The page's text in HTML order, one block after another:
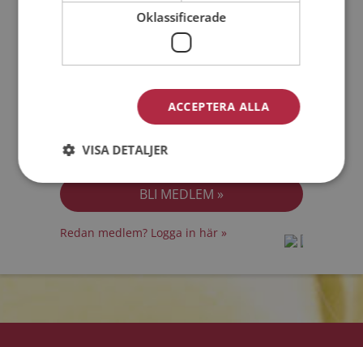
Jag accepterar Personuppgiftspolicyn
Redan medlem? Logga in här »
Oklassificerade
ACCEPTERA ALLA
VISA DETALJER